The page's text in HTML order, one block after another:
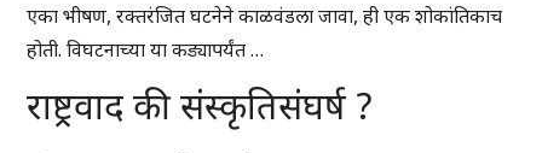
एका भीषण, रक्तरंजित घटनेने काळवंडला जावा, ही एक शोकांतिकाच
होती. विघटनाच्या या कड्यापर्यंत …
राष्ट्रवाद की संस्कृतिसंघर्ष ?